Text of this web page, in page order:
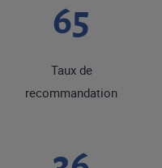
68
Taux de
recommandation